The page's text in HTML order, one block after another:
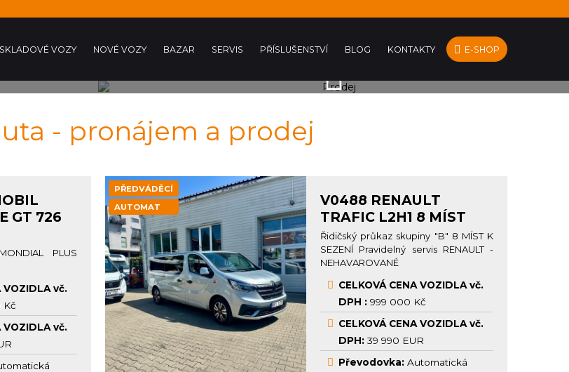
SKLADOVÉ VOZY NOVÉ VOZY BAZAR SERVIS PŘÍSLUŠENSTVÍ BLOG KONTAKTY E-SHOP
- pronájem a prodej
GT 726
PLUS
VOZIDLA vč.
Kč
VOZIDLA vč.
PŘEDVÁDĚCÍ
AUTOMAT
V0488 RENAULT
TRAFIC L2H1 8 MÍST
Řidičský průkaz skupiny "B" 8 MÍST K
SEZENÍ Pravidelný servis RENAULT -
NEHAVAROVANÉ
CELKOVÁ CENA VOZIDLA vč.
DPH : 999 000 Kč
CELKOVÁ CENA VOZIDLA vč.
DPH: 39 990 EUR
Převodovka: Automatická